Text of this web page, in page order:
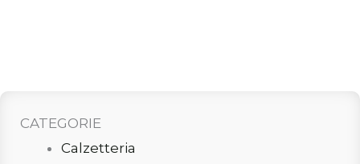
CATEGORIE
Calzetteria